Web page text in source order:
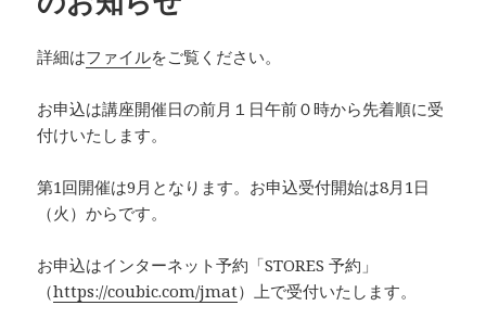
詳細はファイルをご覧ください。
お申込は講座開催日の前月１日午前０時から先着順に受
付けいたします。
第1回開催は9月となります。お申込受付開始は8月1日
（火）からです。
お申込はインターネット予約「STORES 予約」
（https://coubic.com/jmat）上で受付いたします。